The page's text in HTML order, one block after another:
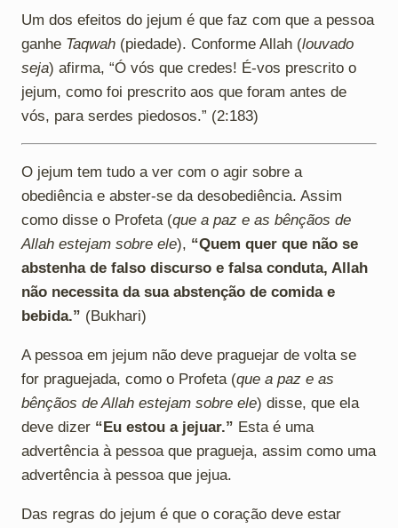
Um dos efeitos do jejum é que faz com que a pessoa
ganhe Taqwah (piedade). Conforme Allah (louvado
seja) afirma, “Ó vós que credes! É-vos prescrito o
jejum, como foi prescrito aos que foram antes de
vós, para serdes piedosos.” (2:183)
O jejum tem tudo a ver com o agir sobre a
obediência e abster-se da desobediência. Assim
como disse o Profeta (que a paz e as bênçãos de
Allah estejam sobre ele), “Quem quer que não se
abstenha de falso discurso e falsa conduta, Allah
não necessita da sua abstenção de comida e
bebida.” (Bukhari)
A pessoa em jejum não deve praguejar de volta se
for praguejada, como o Profeta (que a paz e as
bênçãos de Allah estejam sobre ele) disse, que ela
deve dizer “Eu estou a jejuar.” Esta é uma
advertência à pessoa que pragueja, assim como uma
advertência à pessoa que jejua.
Das regras do jejum é que o coração deve estar